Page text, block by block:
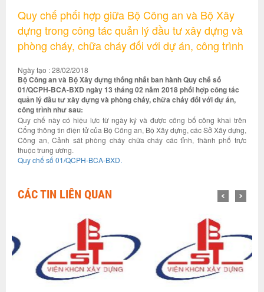
Quy chế phối hợp giữa Bộ Công an và Bộ Xây
dựng trong công tác quản lý đầu tư xây dựng và
phòng cháy, chữa cháy đối với dự án, công trình
Ngày tạo : 28/02/2018
Bộ Công an và Bộ Xây dựng thống nhất ban hành Quy chế số
01/QCPH-BCA-BXD ngày 13 tháng 02 năm 2018 phối hợp công tác
quản lý đầu tư xây dựng và phòng cháy, chữa cháy đối với dự án,
công trình như sau:
Quy chế này có hiệu lực từ ngày ký và được công bố công khai trên
Cổng thông tin điện tử của Bộ Công an, Bộ Xây dựng, các Sở Xây dựng,
Công an, Cảnh sát phòng cháy chữa cháy các tỉnh, thành phố trực
thuộc trung ương.
Quy chế số 01/QCPH-BCA-BXD.
CÁC TIN LIÊN QUAN